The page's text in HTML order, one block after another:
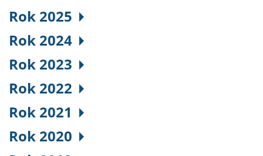
Rok 2025
Rok 2024
Rok 2023
Rok 2022
Rok 2021
Rok 2020